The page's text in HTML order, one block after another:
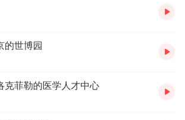
的世博园
克菲勒的医学人才中心